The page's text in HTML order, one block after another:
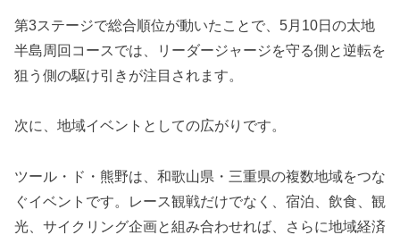
第3ステージで総合順位が動いたことで、5月10日の太地
半島周回コースでは、リーダージャージを守る側と逆転を
狙う側の駆け引きが注目されます。
次に、地域イベントとしての広がりです。
ツール・ド・熊野は、和歌山県・三重県の複数地域をつな
ぐイベントです。レース観戦だけでなく、宿泊、飲食、観
光、サイクリング企画と組み合わせれば、さらに地域経済